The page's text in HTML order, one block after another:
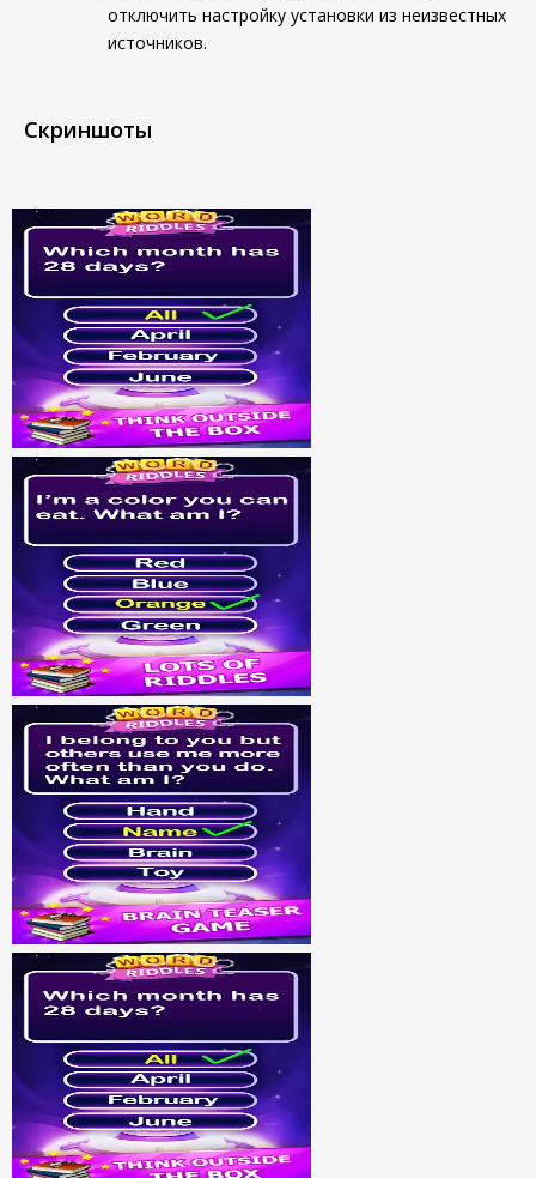
отключить настройку установки из неизвестных
источников.
Скриншоты